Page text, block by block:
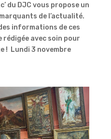
du DJC vous propose un
de l’actualité.
informations de ces
rédigée avec soin pour
! Lundi 3 novembre